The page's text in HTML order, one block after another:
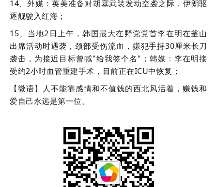
14、外媒：英美准备对胡塞武装发动空袭之际，伊朗驱
逐舰驶入红海；
15、当地2日上午，韩国最大在野党党首李在明在釜山
出席活动时遇袭，颈部受伤流血，嫌犯手持30厘米长刀
袭击，为接近目标曾喊"给我签个名"；韩媒：李在明接
受约2小时血管重建手术，目前正在ICU中恢复；
【微语】人不能靠感情和不值钱的西北风活着，赚钱和
爱自己永远是第一位。